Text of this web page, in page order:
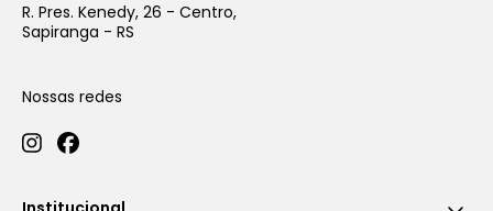
R. Pres. Kenedy, 26 - Centro,
Sapiranga - RS
Nossas redes